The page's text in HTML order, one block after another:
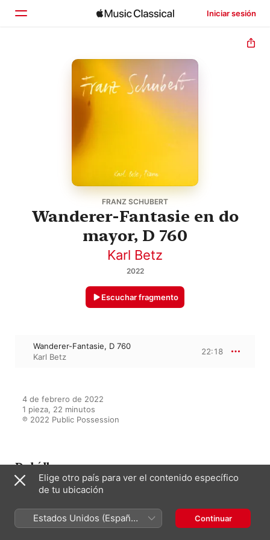
Iniciar sesión
FRANZ SCHUBERT
Wanderer-Fantasie en do
mayor, D 760
Karl Betz
2022
Escuchar fragmento
Wanderer-Fantasie, D 760
Karl Betz
22:18
4 de febrero de 2022
1 pieza, 22 minutos
℗ 2022 Public Possession
Del álbum
Franz Schubert Klavierwerke
Karl Betz
Elige otro país para ver el contenido específico
de tu ubicación
Estados Unidos (Español
México)
Continuar